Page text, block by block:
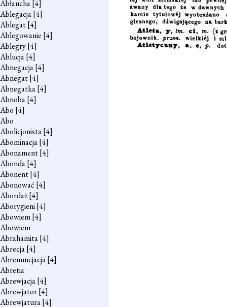
Abłaucha[4]
Ablegacja[4]
Ablegat[4]
Ablegowanie [4]
Ablegry[4]
Ablucja[4]
Abnegacja[4]
Abnegat[4]
Abnegatka[4]
Abnoba[4]
Abo [4]
Abo
Abolicjonista[4]
Abominacja[4]
Abonament[4]
Abonda[4]
Abonent[4]
Abonować [4]
Abordaż[4]
Aborygieni[4]
Abowiem[4]
Abowiem
Abrahamita[4]
Abrecja[4]
Abrenuncjacja[4]
Abretia
Abrewjacja[4]
Abrewjator[4]
Abrewjatura[4]